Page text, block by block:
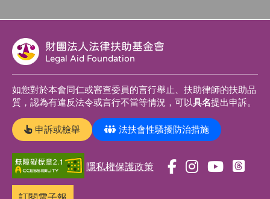
財團法人法律扶助基金會
Legal Aid Foundation
如您對於本會同仁或審查委員的言行舉止、扶助律師的扶助品
質，認為有違反法令或言行不當等情況，可以具名提出申訴。
申訴或檢舉 法扶會性騷擾防治措施
隱私權保護政策